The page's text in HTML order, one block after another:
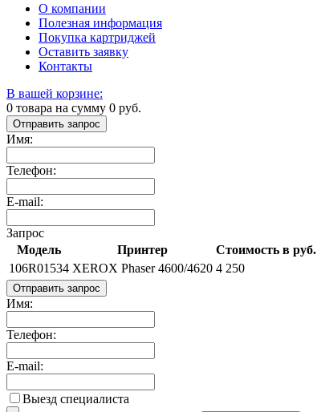
О компании
Полезная информация
Покупка картриджей
Оставить заявку
Контакты
В вашей корзине:
0 товара на сумму 0 руб.
Отправить запрос
Имя:
Телефон:
E-mail:
Запрос
Модель
Принтер Стоимость в руб.
106R01534 XEROX Phaser 4600/4620 4 250
Отправить запрос
Имя:
Телефон:
E-mail:
Выезд специалиста